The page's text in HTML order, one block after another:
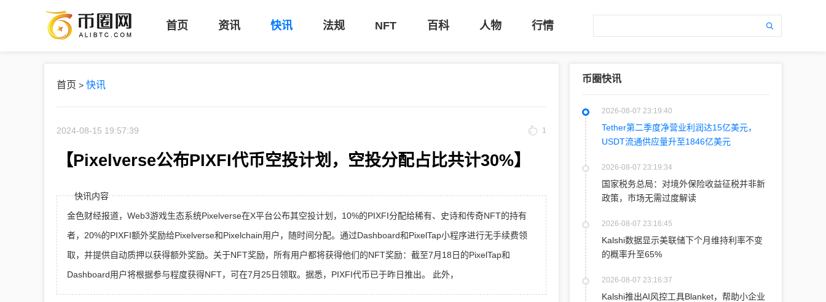
币
首页 资讯 快讯 法规 NFT 百科 人物 行情
首页 > 快讯
2024-08-15 19:57:39 1
【Pixelverse公布PIXFI代币空投计划，空投分配占比共计30%】
快讯内容
金色财经报道，Web3游戏生态系统Pixelverse在X平台公布其空投计划，10%的PIXFI分配给稀有、史诗和传奇NFT的持有
者，20%的PIXFI额外奖励给Pixelverse和Pixelchain用户，随时间分配。通过Dashboard和PixelTap小程序进行无手续费领
取，并提供自动质押以获得额外奖励。关于NFT奖励，所有用户都将获得他们的NFT奖励：截至7月18日的PixelTap和
Dashboard用户将根据参与程度获得NFT，可在7月25日领取。据悉，PIXFI代币已于昨日推出。 此外，
币圈快讯
2026-08-07 23:19:40
Tether第二季度净营业利润达15亿美元，
USDT流通供应量升至1846亿美元
2026-08-07 23:19:34
国家税务总局：对境外保险收益征税并非新
政策，市场无需过度解读
2026-08-07 23:16:45
Kalshi数据显示美联储下个月维持利率不变
的概率升至65%
2026-08-07 23:16:37
Kalshi推出AI风控工具Blanket，帮助小企业